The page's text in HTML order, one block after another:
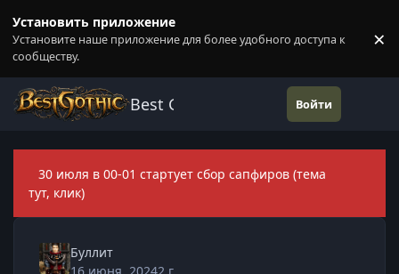
Установить приложение
Установите наше приложение для более удобного доступа к
сообществу.
×
Best Gothic Forums Войти
30 июля в 00-01 стартует сбор сапфиров (тема
тут, клик)
Буллит
16 июня, 20242 г.